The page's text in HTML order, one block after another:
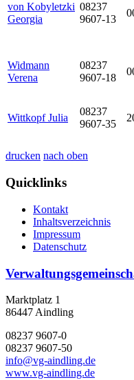
von Kobyletzki
Georgia
08237
9607-13
Widmann
Verena
08237
9607-18
Wittkopf Julia
08237
9607-35
drucken nach oben
Quicklinks
Kontakt
Inhaltsverzeichnis
Impressum
Datenschutz
Marktplatz 1
86447 Aindling
08237 9607-0
08237 9607-50
info@vg-aindling.de
www.vg-aindling.de